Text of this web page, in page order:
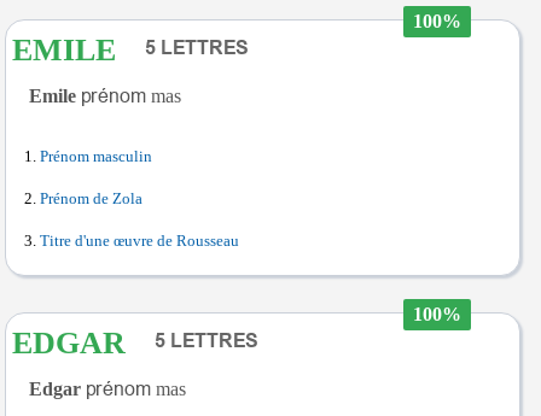
100%
EMILE
Emile mas
Prénom masculin
Prénom de Zola
Titre d'une œuvre de Rousseau
100%
EDGAR
Edgar mas